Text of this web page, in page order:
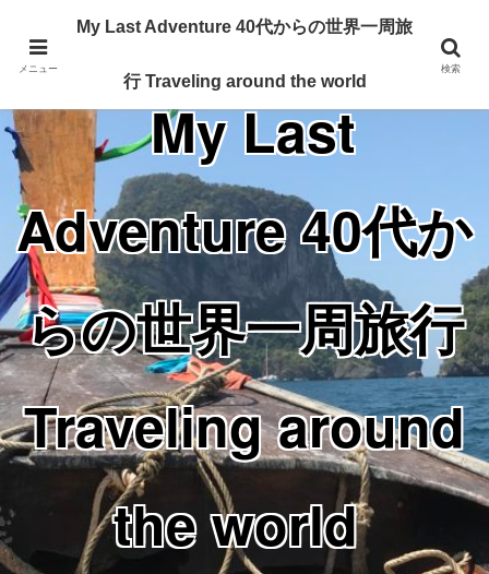
Traveling around the world from my 40's
My Last
Adventure 40代か
らの世界一周旅行
Traveling around
the world
メニュー
My Last Adventure 40代からの世界一周旅
行 Traveling around the world
検索